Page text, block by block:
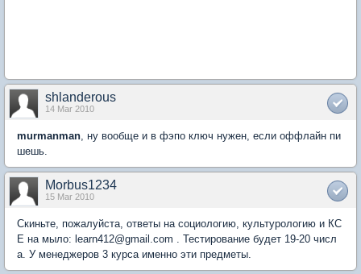
shlanderous
14 Mar 2010
murmanman, ну вообще и в фэпо ключ нужен, если оффлайн пи
шешь.
Morbus1234
15 Mar 2010
Скиньте, пожалуйста, ответы на социологию, культурологию и КС
Е на мыло: learn412@gmail.com . Тестирование будет 19-20 числ
а. У менеджеров 3 курса именно эти предметы.